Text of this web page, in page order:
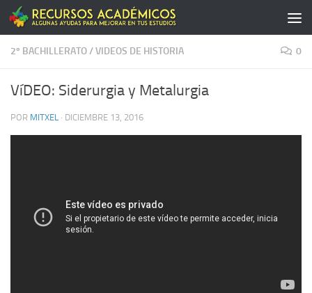
Saltar al contenido
2º BACHILLERATO/VIDEOS DE HISTORIA 0
VíDEO: Siderurgia y Metalurgia
POR MITXEL · DICIEMBRE 13, 2016